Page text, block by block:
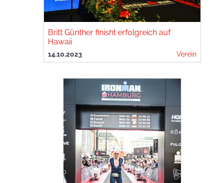
Britt Günther finisht erfolgreich auf
Hawaii
14.10.2023 Verein